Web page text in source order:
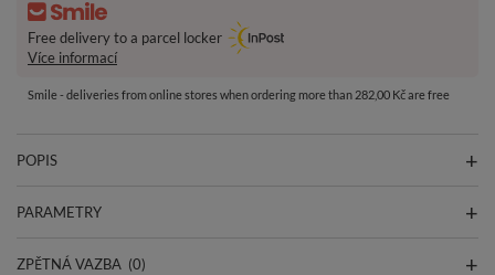
Free delivery to a parcel locker
Více informací
Smile - deliveries from online stores when ordering more than 282,00 Kč are free
POPIS
PARAMETRY
ZPĚTNÁ VAZBA (0)